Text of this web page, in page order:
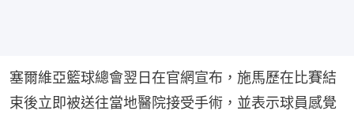
塞爾維亞籃球總會翌日在官網宣布，施馬歷在比賽結
束後立即被送往當地醫院接受手術，並表示球員感覺